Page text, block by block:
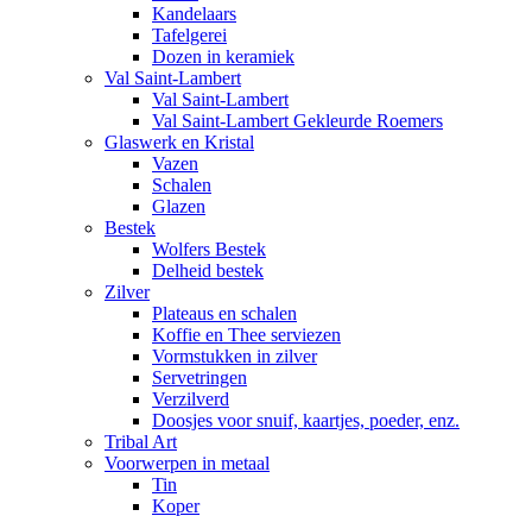
Kandelaars
Tafelgerei
Dozen in keramiek
Val Saint-Lambert
Val Saint-Lambert
Val Saint-Lambert Gekleurde Roemers
Glaswerk en Kristal
Vazen
Schalen
Glazen
Bestek
Wolfers Bestek
Delheid bestek
Zilver
Plateaus en schalen
Koffie en Thee serviezen
Vormstukken in zilver
Servetringen
Verzilverd
Doosjes voor snuif, kaartjes, poeder, enz.
Tribal Art
Voorwerpen in metaal
Tin
Koper